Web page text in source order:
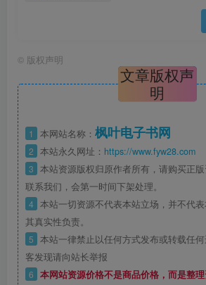
© 版权声明
文章版权声
明
1 本网站名称： 枫叶电子书网
2 本站永久网址： https://www.fyw28.com
3 本站资源版权归原作者所有，请购买正
联系我们，会第一时间下架处理。
4 本站一切资源不代表本站立场，并不代
其真实性负责。
5 本站一律禁止以任何方式发布或转载任
客发现请向站长举报
6 本网站资源价格不是商品价格，而是整